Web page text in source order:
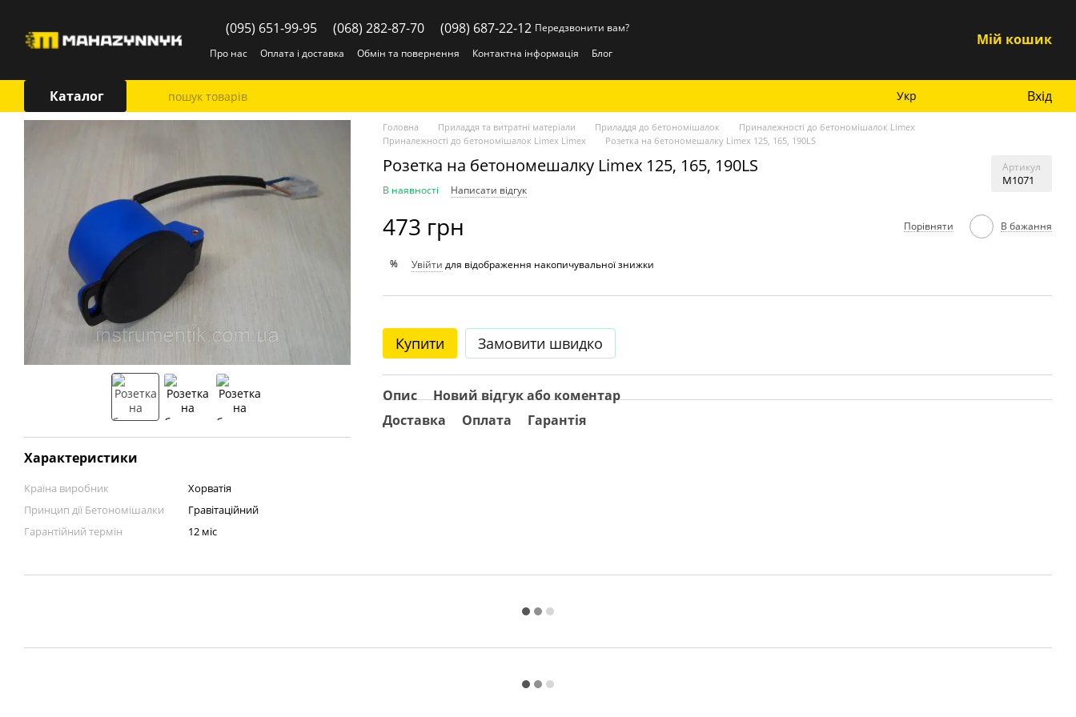
(095) 651-99-95 (068) 282-87-70 (098) 687-22-12 Передзвонити вам?
Про нас
Оплата і доставка Обмін та повернення Контактна інформація Блог
Мій кошик
Каталог Укр Вхід
Характеристики
Країна виробник
Хорватія
Принцип дії Бетономішалки
Гравітаційний
Гарантійний термін
12 міс
Головна Приладдя та витратні матеріали Приладдя до бетономішалок
Приналежності до бетономішалок Limex
Приналежності до бетономішалок Limex Limex
Розетка на бетономешалку Limex 125, 165, 190LS
Розетка на бетономешалку Limex 125, 165, 190LS Артикул
М1071
В наявності Написати відгук
473 грн Порівняти В бажання
% Увійти для відображення накопичувальної знижки
Купити Замовити швидко
Опис
Новий відгук або коментар
Доставка
Оплата Гарантія